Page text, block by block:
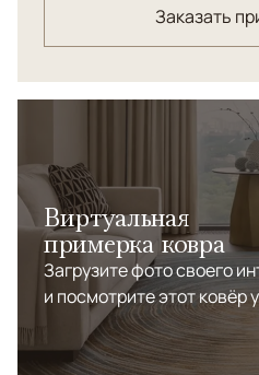
Заказать
Виртуальная
примерка ковра
Загрузите фото своего
и посмотрите этот ковёр